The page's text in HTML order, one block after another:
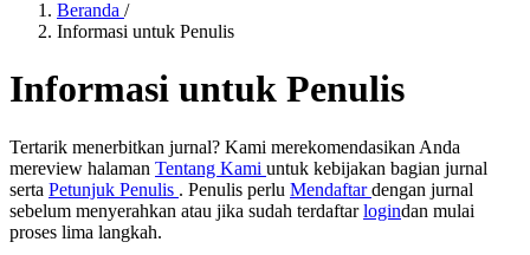
Beranda /
Informasi untuk Penulis
Informasi untuk Penulis
Tertarik menerbitkan jurnal? Kami merekomendasikan Anda
mereview halaman Tentang Kami untuk kebijakan bagian jurnal
serta Petunjuk Penulis . Penulis perlu Mendaftardengan jurnal
sebelum menyerahkan atau jika sudah terdaftarlogindan mulai
proses lima langkah.